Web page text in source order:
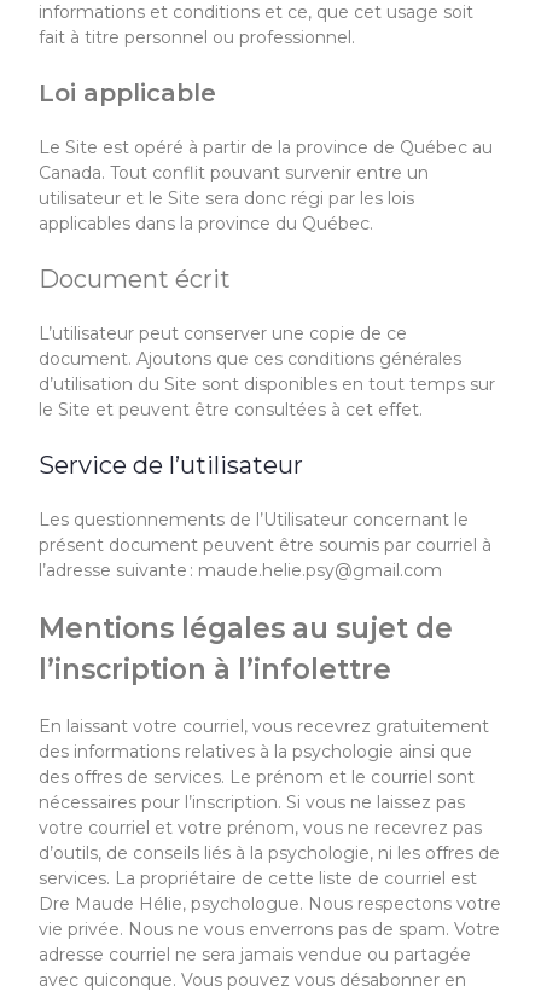
informations et conditions et ce, que cet usage soit
fait à titre personnel ou professionnel.
Loi applicable
Le Site est opéré à partir de la province de Québec au
Canada. Tout conflit pouvant survenir entre un
utilisateur et le Site sera donc régi par les lois
applicables dans la province du Québec.
Document écrit
L’utilisateur peut conserver une copie de ce
document. Ajoutons que ces conditions générales
d’utilisation du Site sont disponibles en tout temps sur
le Site et peuvent être consultées à cet effet.
Service de l’utilisateur
Les questionnements de l’Utilisateur concernant le
présent document peuvent être soumis par courriel à
l’adresse suivante : maude.helie.psy@gmail.com
Mentions légales au sujet de
l’inscription à l’infolettre
En laissant votre courriel, vous recevrez gratuitement
des informations relatives à la psychologie ainsi que
des offres de services. Le prénom et le courriel sont
nécessaires pour l’inscription. Si vous ne laissez pas
votre courriel et votre prénom, vous ne recevrez pas
d’outils, de conseils liés à la psychologie, ni les offres de
services. La propriétaire de cette liste de courriel est
Dre Maude Hélie, psychologue. Nous respectons votre
vie privée. Nous ne vous enverrons pas de spam. Votre
adresse courriel ne sera jamais vendue ou partagée
avec quiconque. Vous pouvez vous désabonner en